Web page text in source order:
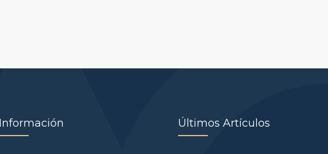
Información Últimos Artículos